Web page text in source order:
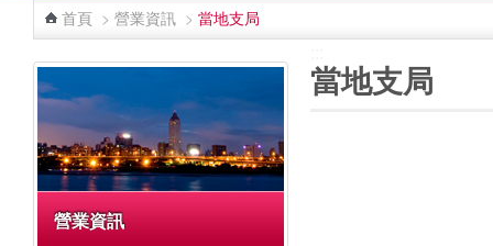
首頁 > 營業資訊 > 當地支局
營業資訊
當地支局